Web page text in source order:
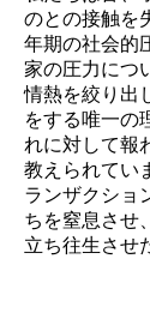
のとの接触を
年期の社会的
家の圧力につ
情熱を絞り出
をする唯一の
れに対して報
教えられてい
ランザクショ
ちを窒息させ
立ち往生させ